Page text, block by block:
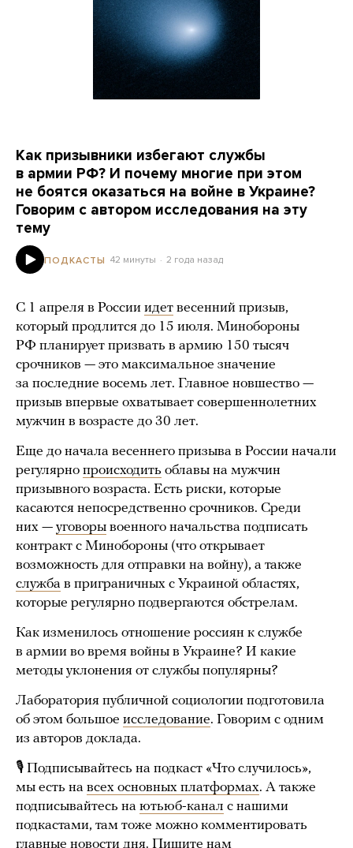
Как призывники избегают службы
в армии РФ? И почему многие при этом
не боятся оказаться на войне в Украине?
Говорим с автором исследования на эту
тему
ПОДКАСТЫ 42 минуты 2 года назад
С 1 апреля в России идет весенний призыв,
который продлится до 15 июля. Минобороны
РФ планирует призвать в армию 150 тысяч
срочников — это максимальное значение
за последние восемь лет. Главное новшество —
призыв впервые охватывает совершеннолетних
мужчин в возрасте до 30 лет.
Еще до начала весеннего призыва в России начали
регулярно происходить облавы на мужчин
призывного возраста. Есть риски, которые
касаются непосредственно срочников. Среди
них — уговоры военного начальства подписать
контракт с Минобороны (что открывает
возможность для отправки на войну), а также
служба в приграничных с Украиной областях,
которые регулярно подвергаются обстрелам.
Как изменилось отношение россиян к службе
в армии во время войны в Украине? И какие
методы уклонения от службы популярны?
Лаборатория публичной социологии подготовила
об этом большое исследование. Говорим с одним
из авторов доклада.
🎙 Подписывайтесь на подкаст «Что случилось»,
мы есть на всех основных платформах. А также
подписывайтесь на ютьюб-канал с нашими
подкастами, там тоже можно комментировать
главные новости дня. Пишите нам